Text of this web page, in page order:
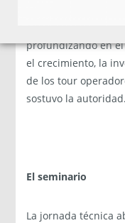
profundizando en
el crecimiento, la
de los tour
sostuvo la autoridad.
El seminario
La jornada técnica